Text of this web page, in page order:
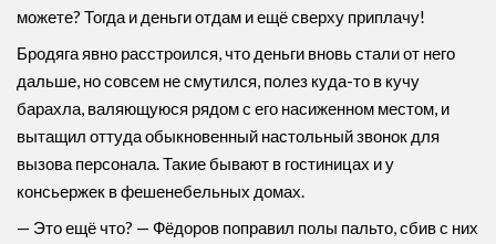
можете? Тогда и деньги отдам и ещё сверху приплачу!
Бродяга явно расстроился, что деньги вновь стали от него
дальше, но совсем не смутился, полез куда-то в кучу
барахла, валяющуюся рядом с его насиженном местом, и
вытащил оттуда обыкновенный настольный звонок для
вызова персонала. Такие бывают в гостиницах и у
консьержек в фешенебельных домах.
— Это ещё что? — Фёдоров поправил полы пальто, сбив с них